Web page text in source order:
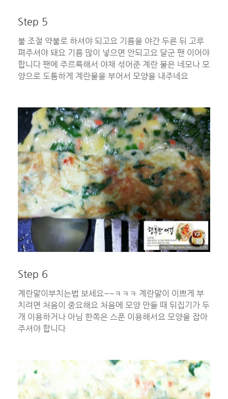
Step 5
불 조절 약불로 하셔야 되고요 기름을 야간 두른 뒤 고루
펴주셔야 돼요 기름 많이 넣으면 안되고요 달군 팬 이어야
합니다 팬에 주르륵해서 야채 섞어준 계란 물은 네모나 모
양으로 도톰하게 계란물을 부어서 모양을 내주네요
Step 6
계란말이부치는법 보세요~~ㅋㅋㅋ 계란말이 이쁘게 부
치려면 처음이 중요해요 처음에 모양 만들 때 뒤집기가 두
개 이용하거나 아님 한쪽은 스푼 이용해서요 모양을 잡아
주셔야 합니다